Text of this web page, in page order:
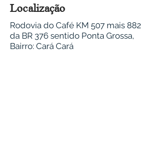
Localização
Rodovia do Café KM 507 mais 882
da BR 376 sentido Ponta Grossa,
Bairro: Cará Cará